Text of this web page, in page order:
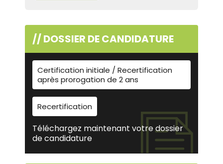
// DOSSIER DE CANDIDATURE
Certification initiale / Recertification
après prorogation de 2 ans
Recertification
Téléchargez maintenant votre dossier
de candidature